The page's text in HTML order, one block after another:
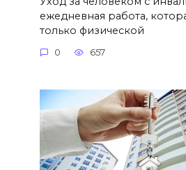
ежедневная работа,
только физической
0 657